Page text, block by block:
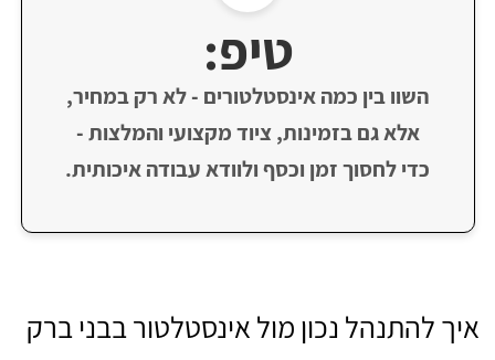
טיפ:
השוו בין כמה אינסטלטורים - לא רק במחיר,
אלא גם בזמינות, ציוד מקצועי והמלצות -
כדי לחסוך זמן וכסף ולוודא עבודה איכותית.
איך להתנהל נכון מול אינסטלטור בבני ברק